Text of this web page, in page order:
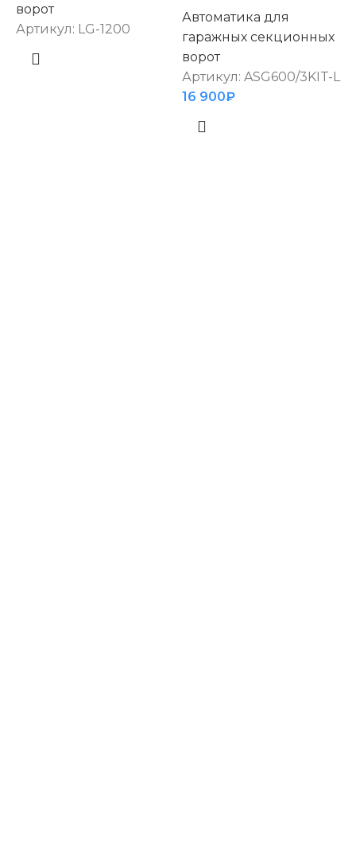
ворот
Артикул: LG-1200
Автоматика для
гаражных секционных
ворот
Артикул: ASG600/3KIT-L
16 900₽